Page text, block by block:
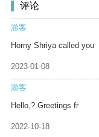
评论
游客
Horny Shriya called you
2023-01-08
游客
Hello,? Greetings fr
2022-10-18